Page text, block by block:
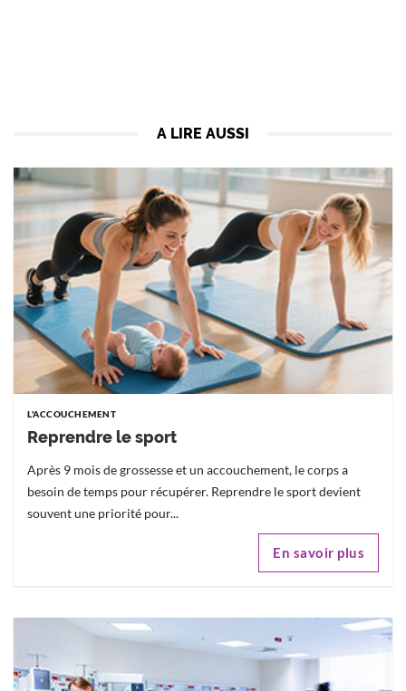
A LIRE AUSSI
L'ACCOUCHEMENT
Reprendre le sport
Après 9 mois de grossesse et un accouchement, le corps a
besoin de temps pour récupérer. Reprendre le sport devient
souvent une priorité pour...
En savoir plus